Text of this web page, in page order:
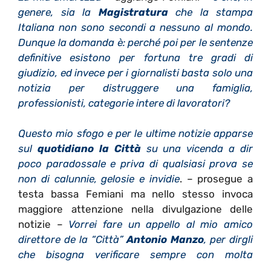
genere, sia la Magistraturache la stampa
Italiana non sono secondi a nessuno al mondo.
Dunque la domanda è: perché poi per le sentenze
definitive esistono per fortuna tre gradi di
giudizio, ed invece per i giornalisti basta solo una
notizia per distruggere una famiglia,
professionisti, categorie intere di lavoratori?
Questo mio sfogo e per le ultime notizie apparse
sul quotidiano la Cittàsu una vicenda a dir
poco paradossale e priva di qualsiasi prova se
non di calunnie, gelosie e invidie. – prosegue a
testa bassa Femiani ma nello stesso invoca
maggiore attenzione nella divulgazione delle
notizie – Vorrei fare un appello al mio amico
direttore de la “Città”Antonio Manzo, per dirgli
che bisogna verificare sempre con molta